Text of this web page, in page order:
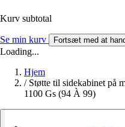
Kurv subtotal
Se min kurv Fortsæt med at
Loading...
Hjem
/ Støtte til sidekabinet på
1100 Gs (94 À 99)